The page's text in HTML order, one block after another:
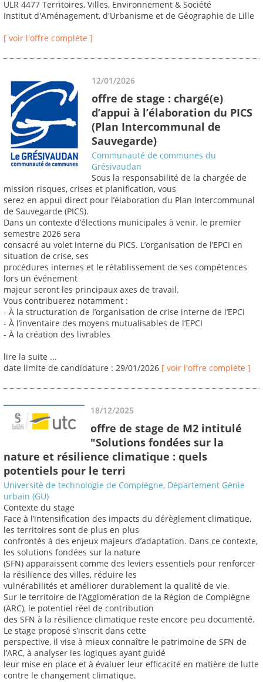
ULR 4477 Territoires, Villes, Environnement & Société
Institut d'Aménagement, d'Urbanisme et de Géographie de Lille
[ voir l'offre complète ]
12/01/2026
offre de stage : chargé(e)
d’appui à l’élaboration du PICS
(Plan Intercommunal de
Sauvegarde)
Communauté de communes du
Grésivaudan
Sous la responsabilité de la chargée de
mission risques, crises et planification, vous
serez en appui direct pour l’élaboration du Plan Intercommunal
de Sauvegarde (PICS).
Dans un contexte d’élections municipales à venir, le premier
semestre 2026 sera
consacré au volet interne du PICS. L’organisation de l’EPCI en
situation de crise, ses
procédures internes et le rétablissement de ses compétences
lors un événement
majeur seront les principaux axes de travail.
Vous contribuerez notamment :
- À la structuration de l’organisation de crise interne de l’EPCI
- À l’inventaire des moyens mutualisables de l’EPCI
- À la création des livrables
lire la suite ...
date limite de candidature : 29/01/2026 [ voir l'offre complète ]
18/12/2025
offre de stage de M2 intitulé
"Solutions fondées sur la
nature et résilience climatique : quels
potentiels pour le terri
Université de technologie de Compiègne, Département Génie
urbain (GU)
Contexte du stage
Face à l’intensification des impacts du dérèglement climatique,
les territoires sont de plus en plus
confrontés à des enjeux majeurs d’adaptation. Dans ce contexte,
les solutions fondées sur la nature
(SFN) apparaissent comme des leviers essentiels pour renforcer
la résilience des villes, réduire les
vulnérabilités et améliorer durablement la qualité de vie.
Sur le territoire de l’Agglomération de la Région de Compiègne
(ARC), le potentiel réel de contribution
des SFN à la résilience climatique reste encore peu documenté.
Le stage proposé s’inscrit dans cette
perspective, il vise à mieux connaître le patrimoine de SFN de
l’ARC, à analyser les logiques ayant guidé
leur mise en place et à évaluer leur efficacité en matière de lutte
contre le changement climatique.